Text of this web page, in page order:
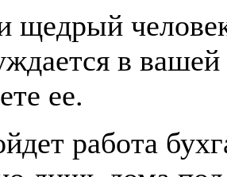
щедрый
в
ее.
работа